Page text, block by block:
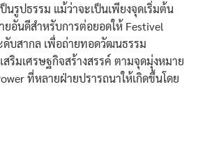
นรูปธรรม แม้ว่าจะเป็นเพียงจุดเริ่มต้น
อันดีสำหรับการต่อยอดให้ Festivel
ดับสากล เพื่อถ่ายทอดวัฒนธรรม
ริมเศรษฐกิจสร้างสรรค์ ตามจุดมุ่งหมาย
ที่หลายฝ่ายปรารถนาให้เกิดขึ้นโดย